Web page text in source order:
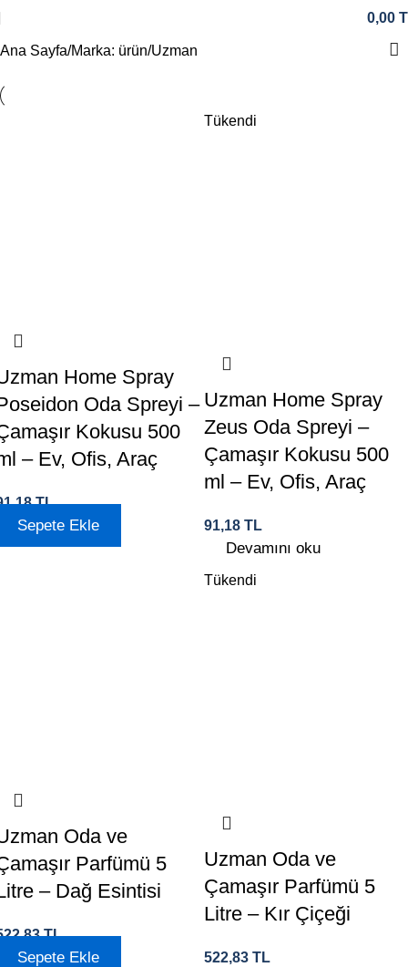
0,00
Ana Sayfa Marka: ürün Uzman
Home Spray
Oda Spreyi –
Kokusu 500
– Ev, Ofis, Araç
TL
Sepete Ekle
Tükendi
Uzman Home Spray
Zeus Oda Spreyi –
Çamaşır Kokusu 500
ml – Ev, Ofis, Araç
91,18 TL
Devamını oku
Oda ve
Parfümü 5
– Dağ Esintisi
TL
Sepete Ekle
Tükendi
Uzman Oda ve
Çamaşır Parfümü 5
Litre – Kır Çiçeği
522,83 TL